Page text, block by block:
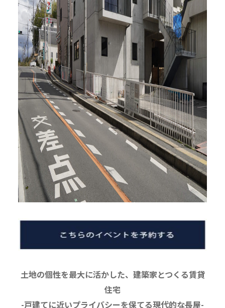
土地の個性を最大に活かした、建築家とつくる賃貸
住宅
-戸建てに近いプライバシーを保てる現代的な長屋-